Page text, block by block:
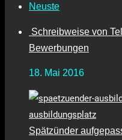
Neuste
Schreibweise von
Bewerbungen
18. Mai 2016
Spätzünder